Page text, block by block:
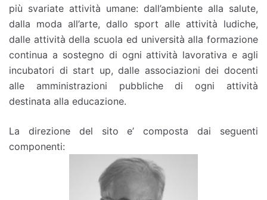
più svariate attività umane: dall’ambiente alla salute,
dalla moda all’arte, dallo sport alle attività ludiche,
dalle attività della scuola ed università alla formazione
continua a sostegno di ogni attività lavorativa e agli
incubatori di start up, dalle associazioni dei docenti
alle amministrazioni pubbliche di ogni attività
destinata alla educazione.
La direzione del sito e’ composta dai seguenti
componenti: